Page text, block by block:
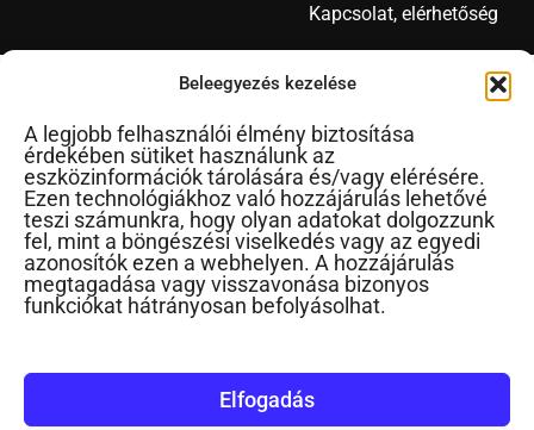
Beleegyezés kezelése
A legjobb felhasználói élmény biztosítása
érdekében sütiket használunk az
eszközinformációk tárolására és/vagy elérésére.
Ezen technológiákhoz való hozzájárulás lehetővé
teszi számunkra, hogy olyan adatokat dolgozzunk
fel, mint a böngészési viselkedés vagy az egyedi
azonosítók ezen a webhelyen. A hozzájárulás
megtagadása vagy visszavonása bizonyos
funkciókat hátrányosan befolyásolhat.
Elfogadás
Kapcsolat, elérhetőség